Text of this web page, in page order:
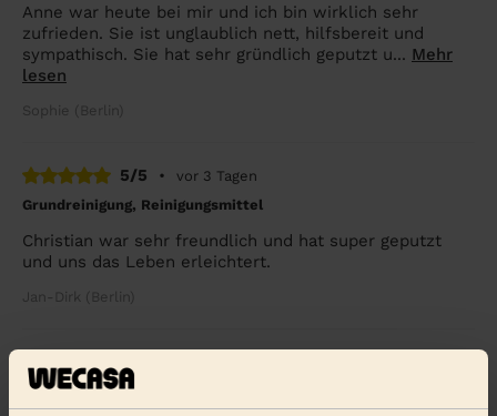
Anne war heute bei mir und ich bin wirklich sehr
zufrieden. Sie ist unglaublich nett, hilfsbereit und
sympathisch. Sie hat sehr gründlich geputzt u... Mehr
lesen
Sophie (Berlin)
5/5 •
vor 3 Tagen
Grundreinigung, Reinigungsmittel
Christian war sehr freundlich und hat super geputzt
und uns das Leben erleichtert.
Jan-Dirk (Berlin)
Regelmäßige Reinigung, Reinigungsmittel